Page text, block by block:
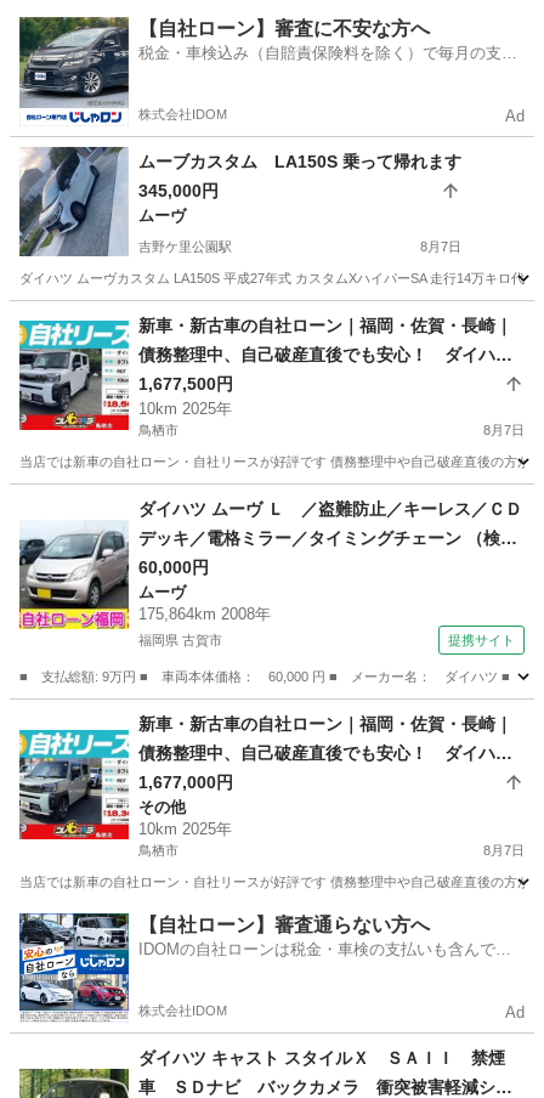
佐賀 神埼市 神埼駅 ミラ
【自社ローン】審査に不安な方へ
税金・車検込み（自賠責保険料を除く）で毎月の支払
株式会社IDOM Ad
ムーブカスタム LA150S 乗って帰れます
345,000円
ムーヴ
吉野ケ里公園駅 8月7日
ダイハツ ムーヴカスタム LA150S 平成27年式 カスタムXハイパーSA 走行14万キロ
吉野ケ里公園駅 燃費
新車・新古車の自社ローン｜福岡・佐賀・長崎｜
債務整理中、自己破産直後でも安心！ ダイハ
ツ タフト G DCV R07年式
1,677,500円
10km 2025年
鳥栖市 8月7日
当店では新車の自社ローン・自社リースが好評です 債務整理中や自己破産直後の方
ダイハツ 車両
ダイハツ ムーヴ Ｌ ／盗難防止／キーレス／ＣＤ
デッキ／電格ミラー／タイミングチェーン （検9.
7）
60,000円
ムーヴ
175,864km 2008年
福岡県 古賀市 提携サイト
■ 支払総額: 9万円 ■ 車両本体価格： 60,000 円 ■ メーカー名： ダイハツ ■ 車
ムーヴ
新車・新古車の自社ローン｜福岡・佐賀・長崎｜
債務整理中、自己破産直後でも安心！ ダイハ
ツ タフト G DCV R07年式
1,677,000円
その他
10km 2025年
鳥栖市 8月7日
当店では新車の自社ローン・自社リースが好評です 債務整理中や自己破産直後の方
佐賀 鳥栖市 その他 車両
【自社ローン】審査通らない方へ
IDOMの自社ローンは税金・車検の支払いも含んでい
株式会社IDOM Ad
ダイハツ キャスト スタイルＸ ＳＡＩＩ 禁煙
車 ＳＤナビ バックカメラ 衝突被害軽減シス